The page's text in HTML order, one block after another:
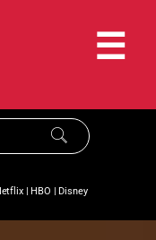
☰
|HBO |Disney